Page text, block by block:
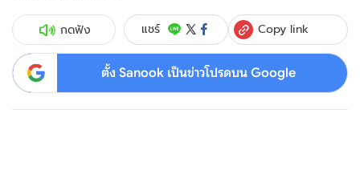
กดฟัง แชร์ Copy link
ตั้ง Sanook เป็นข่าวโปรดบน Google